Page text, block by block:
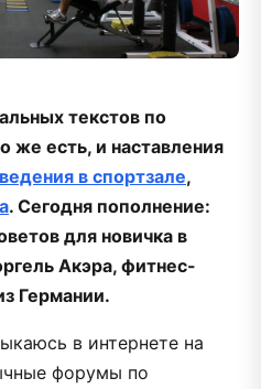
текстов по
же есть, и наставления
в спортзале,
. Сегодня пополнение:
для новичка в
Акэра, фитнес-
Германии.
в интернете на
форумы по